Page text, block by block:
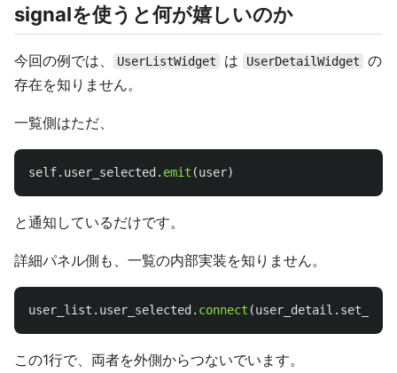
signalを使うと何が嬉しいのか
今回の例では、 UserListWidget は UserDetailWidget
の
存在を知りません。
一覧側はただ、
self. user_selected . emit (user)
と通知しているだけです。
詳細パネル側も、一覧の内部実装を知りません。
user_list . user_selected . connect (user_detail . set_user
この1行で、両者を外側からつないでいます。